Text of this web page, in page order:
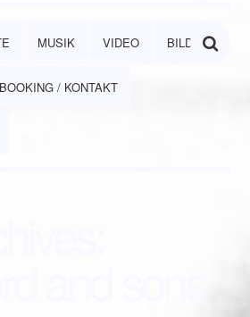
MUSIK VIDEO BILDER
BOOKING / KONTAKT